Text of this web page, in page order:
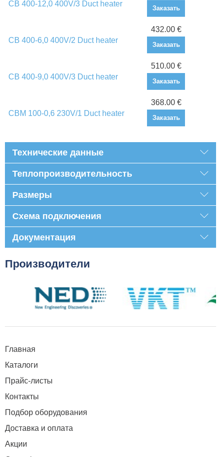
CB 400-12,0 400V/3 Duct heater
Заказать
CB 400-6,0 400V/2 Duct heater
432.00 €
Заказать
CB 400-9,0 400V/3 Duct heater
510.00 €
Заказать
CBM 100-0,6 230V/1 Duct heater
368.00 €
Заказать
Технические данные
Теплопроизводительность
Размеры
Схема подключения
Документация
Производители
Главная
Каталоги
Прайс-листы
Контакты
Подбор оборудования
Доставка и оплата
Акции